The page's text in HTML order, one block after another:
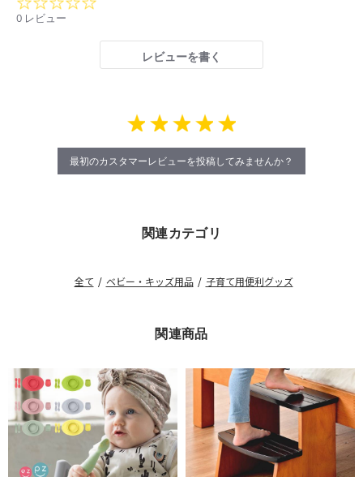
0 レビュー
レビューを書く
最初のカスタマーレビューを投稿してみませんか？
関連カテゴリ
全て / ベビー・キッズ用品 / 子育て用便利グッズ
関連商品